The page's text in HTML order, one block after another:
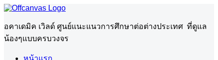
อคาเดมิค เวิลด์ ศูนย์แนะแนวการศึกษาต่อต่างประเทศ ที่ดูแล
น้องๆแบบครบวงจร
หน้าแรก